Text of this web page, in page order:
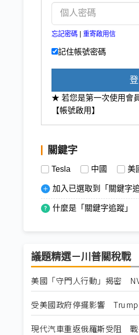
忘記密碼 | 重寄啟用信
記住帳號密碼
★ 若您是第一次使用會
【帳號啟用】
關鍵字
Tesla 中國 美
加入已選取到「關鍵字追
什麼是「關鍵字追蹤」
議題精選－川普關稅戰
美國「守門人行動」揭密
受美國政府停擺影響
現代汽車重返俄羅斯受阻